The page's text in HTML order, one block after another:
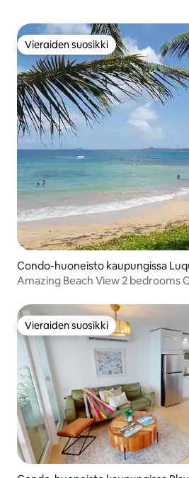
Vieraiden suosikki
Vieraiden suosikki
Condo-huoneisto kaupungissa
Amazing Beach View 2 bedrooms
Vieraiden suosikki
Vieraiden suosikki